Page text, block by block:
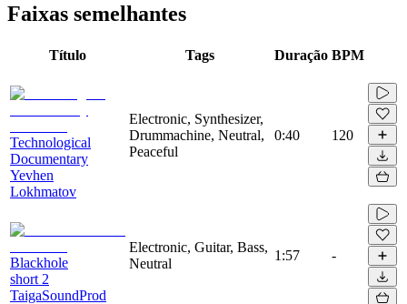
Faixas semelhantes
Título Tags Duração BPM
Technological
Documentary
Yevhen
Lokhmatov
Electronic, Synthesizer,
Drummachine, Neutral,
Peaceful
0:40 120
Blackhole
short 2
TaigaSoundProd
Electronic, Guitar, Bass,
Neutral
1:57 -